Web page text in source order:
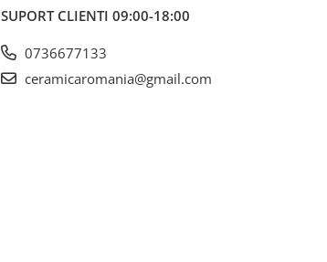
SUPORT CLIENTI 09:00-18:00
0736677133
ceramicaromania@gmail.com